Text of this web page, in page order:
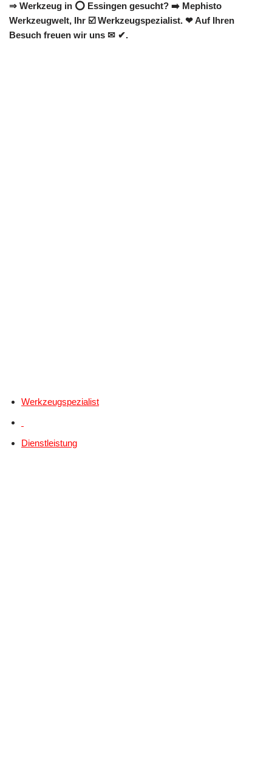
⇒ Werkzeug in ⭕ Essingen gesucht? ➡️ Mephisto
Werkzeugwelt, Ihr ☑️ Werkzeugspezialist. ❤ Auf Ihren
Besuch freuen wir uns ✉ ✔.
Werkzeugspezialist
Dienstleistung